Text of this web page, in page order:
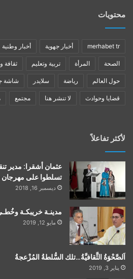
محتويات
merhabet tr أخبار جهوية أخبار وطنية
الصحة المرأة تربية وتعليم ثقافة
حول العالم رياضة سلايدر شاشة
قضايا وحوادث لا تنشر هنا مجتمع
لأكثر تفاعلاً
عثمان أشقرا: مدير
تسلطوا على مهرجان
ديسمبر 16, 2018
مدينـة خريبكـة وخُطـى
مايو 12, 2019
اَلصَّحْوَةُ الثَّقافيَّةُ…تلك السُّلطةُ المُزْعجةُ
يناير 3, 2019